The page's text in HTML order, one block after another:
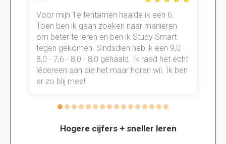
Hogere cijfers + sneller leren
Voor mijn 1e tentamen haalde ik een 6.
Toen ben ik gaan zoeken naar manieren
om beter te leren en ben ik Study Smart
tegen gekomen. Sindsdien heb ik een 9,0 -
8,0 - 7,6 - 8,0 - 8,0 gehaald. Ik raad het echt
íédereen aan die het maar horen wil. Ik ben
er zo blij mee!!